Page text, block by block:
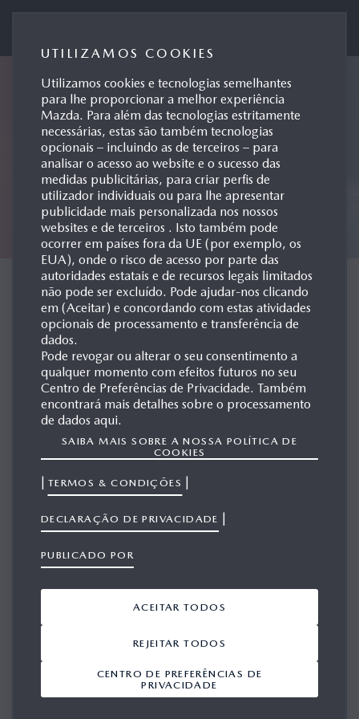
CONCEPT CARS
MAZDA TAKERI
MATERIAIS
RELACIONADOS
Mostrar 1-10 a partir de 153
VIEWPORT
No Salão de Tóquio
‘concept’ TAKERI.
PR_MazdaTakeri0308
12
03/08/2012
UTILIZAMOS COOKIES
Utilizamos cookies e tecnologias semelhantes
para lhe proporcionar a melhor experiência
Mazda. Para além das tecnologias estritamente
necessárias, estas são também tecnologias
opcionais – incluindo as de terceiros – para
analisar o acesso ao website e o sucesso das
medidas publicitárias, para criar perfis de
utilizador individuais ou para lhe apresentar
publicidade mais personalizada nos nossos
websites e de terceiros . Isto também pode
ocorrer em países fora da UE (por exemplo, os
EUA), onde o risco de acesso por parte das
autoridades estatais e de recursos legais limitados
não pode ser excluído. Pode ajudar-nos clicando
em (Aceitar) e concordando com estas atividades
opcionais de processamento e transferência de
dados.
Pode revogar ou alterar o seu consentimento a
qualquer momento com efeitos futuros no seu
Centro de Preferências de Privacidade. Também
encontrará mais detalhes sobre o processamento
de dados aqui.
SAIBA MAIS SOBRE A NOSSA POLÍTICA DE
COOKIES
| TERMOS & CONDIÇÕES |
DECLARAÇÃO DE PRIVACIDADE |
PUBLICADO POR
CENTRO DE PREFERÊNCIAS DE
PRIVACIDADE
REJEITAR TODOS
ACEITAR TODOS